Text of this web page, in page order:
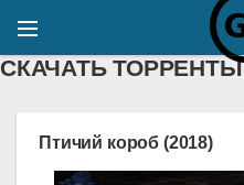
СКАЧАТЬ ТОРРЕНТЫ
Птичий короб (2018)